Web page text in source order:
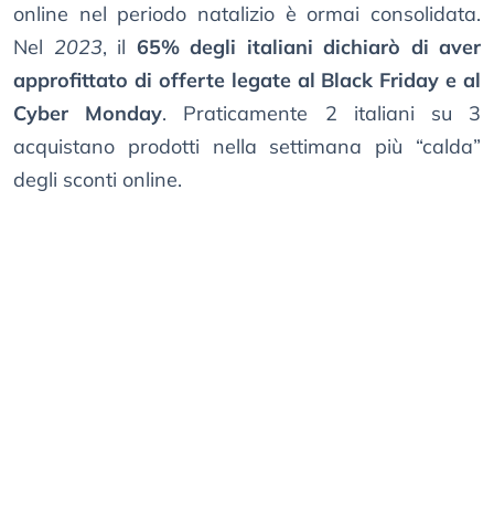
online nel periodo natalizio è ormai consolidata.
Nel 2023, il 65% degli italiani dichiarò di aver
approfittato di offerte legate al Black Friday e al
Cyber Monday. Praticamente 2 italiani su 3
acquistano prodotti nella settimana più “calda”
degli sconti online.